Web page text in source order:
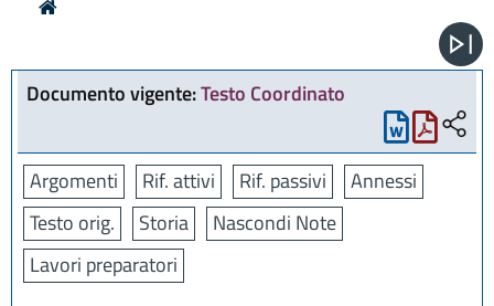
Documento vigente:Testo Coordinato
Argomenti Rif. attivi Rif. passivi
Annessi
Testo orig.
Storia
Nascondi Note
Lavori preparatori